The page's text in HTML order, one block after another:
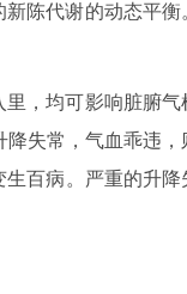
陈代谢的动态平衡
，均可影响脏腑气
失常，气血乖违，
百病。严重的升降